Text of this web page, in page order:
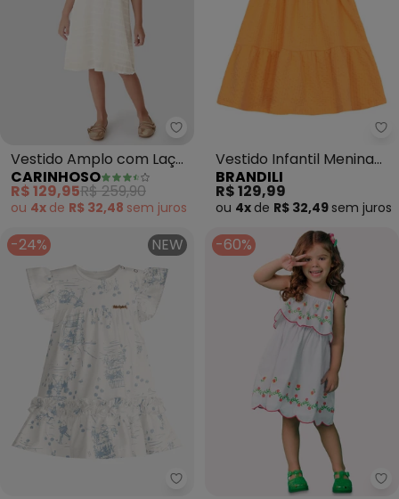
Carinhoso - Vestido Amplo
Vestido Amplo com Laço
(Off White)
CARINHOSO
R$ 129,95R$ 259,90
ou 4x de R$ 32,48 sem juros
Vestido Infantil Menina
em Cotton (Laranja)
BRANDILI
R$ 129,99
ou 4x de R$ 32,49 sem juros
-24% NEW
Trick Nick - Vestido Infantil
-60%